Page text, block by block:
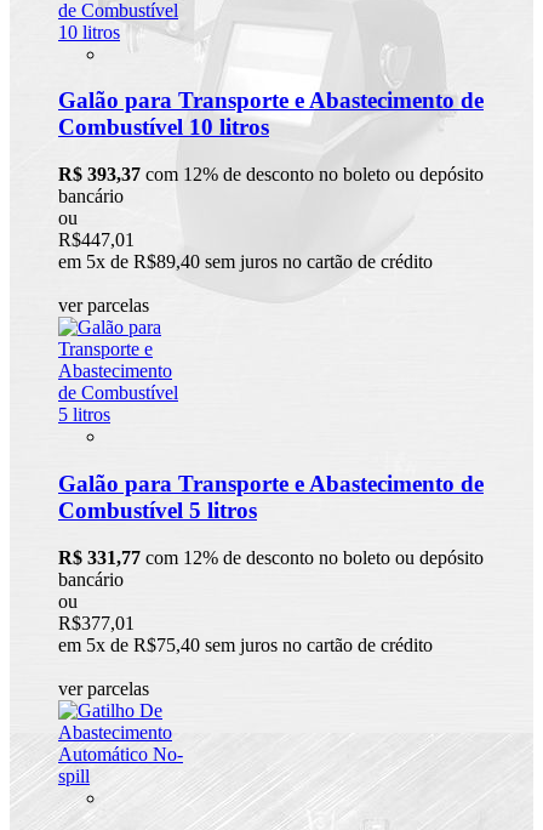
Galão para Transporte e Abastecimento de
Combustível 10 litros
R$ 393,37 com 12% de desconto no boleto ou depósito
bancário
ou
R$447,01
em 5x de R$89,40 sem juros no cartão de crédito
ver parcelas
Galão para Transporte e Abastecimento de
Combustível 5 litros
R$ 331,77 com 12% de desconto no boleto ou depósito
bancário
ou
R$377,01
em 5x de R$75,40 sem juros no cartão de crédito
ver parcelas